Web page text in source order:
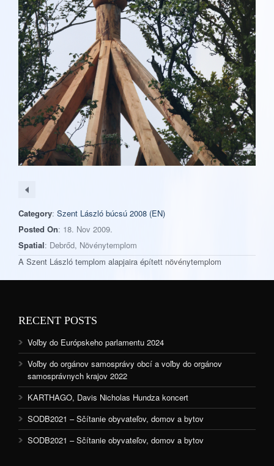
Category: Szent László búcsú 2008 (EN)
Posted On: 18. Nov 2009.
Spatial: Debrőd, Növénytemplom
A Szent László templom alapjaira épített növénytemplom
RECENT POSTS
Voľby do Európskeho parlamentu 2024
Voľby do orgánov samosprávy obcí a voľby do orgánov
samosprávnych krajov 2022
KARTHAGO, Davis Nicholas Hundza koncert
SODB2021 – Sčítanie obyvateľov, domov a bytov
SODB2021 – Sčítanie obyvateľov, domov a bytov